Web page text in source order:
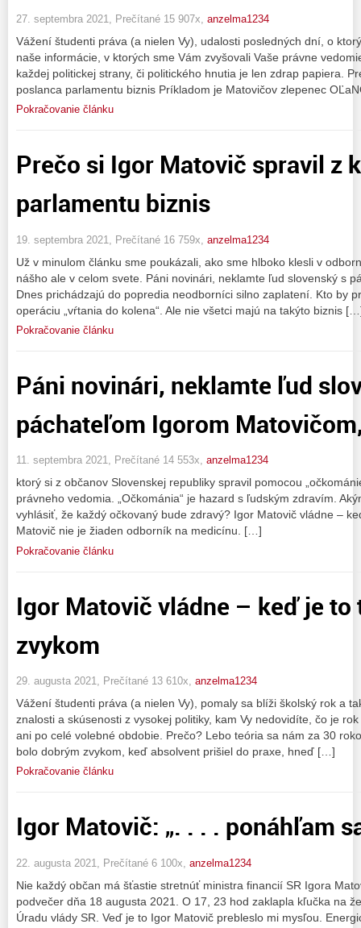
27. septembra 2021, Prečítané 15 907x, anzelma1234
Vážení študenti práva (a nielen Vy), udalosti posledných dní, o
naše informácie, v ktorých sme Vám zvyšovali Vaše právne
každej politickej strany, či politického hnutia je len zdrap papiera.
poslanca parlamentu biznis Príkladom je Matovičov zlepenec
Pokračovanie článku
Prečo si Igor Matovič spravil z
parlamentu biznis
19. septembra 2021, Prečítané 16 759x, anzelma1234
Už v minulom článku sme poukázali, ako sme hlboko klesli v
nášho ale v celom svete. Páni novinári, neklamte ľud slovenský s
Dnes prichádzajú do popredia neodborníci silno zaplatení. Kto by
operáciu „vŕtania do kolena“. Ale nie všetci majú na takýto biznis
Pokračovanie článku
Páni novinári, neklamte ľud
páchateľom Igorom
11. septembra 2021, Prečítané 14 553x, anzelma1234
ktorý si z občanov Slovenskej republiky spravil pomocou
právneho vedomia. „Očkománia“ je hazard s ľudským zdravím.
vyhlásiť, že každý očkovaný bude zdravý? Igor Matovič vládne –
Matovič nie je žiaden odborník na medicínu. […]
Pokračovanie článku
Igor Matovič vládne – keď je to
zvykom
29. augusta 2021, Prečítané 13 610x, anzelma1234
Vážení študenti práva (a nielen Vy), pomaly sa blíži školský rok a
znalosti a skúsenosti z vysokej politiky, kam Vy nedovidíte, čo je
ani po celé volebné obdobie. Prečo? Lebo teória sa nám za 30
bolo dobrým zvykom, keď absolvent prišiel do praxe, hneď […]
Pokračovanie článku
Igor Matovič: „. . . . ponáhľam
22. augusta 2021, Prečítané 6 100x, anzelma1234
Nie každý občan má šťastie stretnúť ministra financií SR Igora
podvečer dňa 18 augusta 2021. O 17, 23 hod zaklapla kľučka na
Úradu vlády SR. Veď je to Igor Matovič prebleslo mi mysľou.